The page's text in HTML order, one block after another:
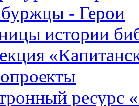
- Герои
истории
ресурс